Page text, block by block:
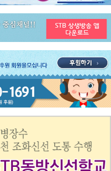
구 안내
주간 추천 프로그램
주간 추천 프로그램